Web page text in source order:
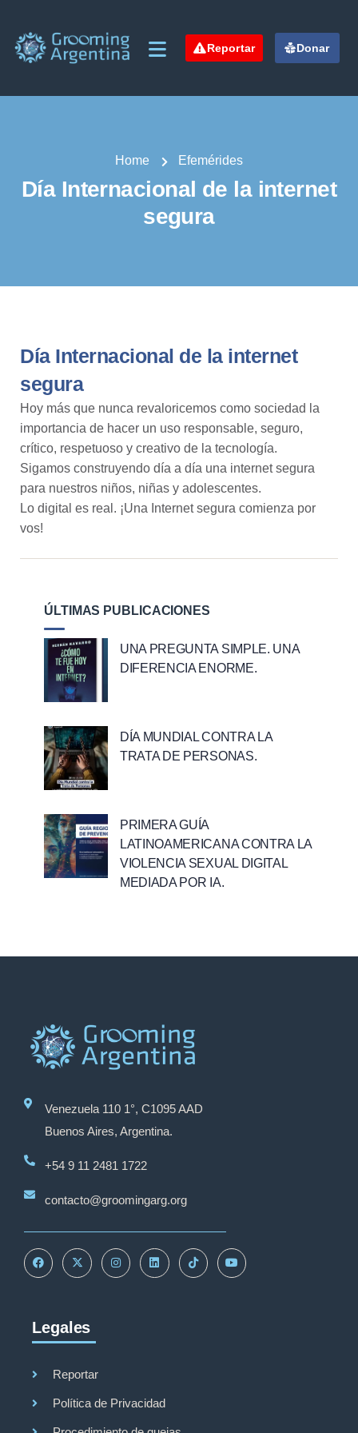
Reportar Donar
Home Efemérides
Día Internacional de la internet
segura
Día Internacional de la internet
segura
Hoy más que nunca revaloricemos como sociedad la
importancia de hacer un uso responsable, seguro,
crítico, respetuoso y creativo de la tecnología.
Sigamos construyendo día a día una internet segura
para nuestros niños, niñas y adolescentes.
Lo digital es real. ¡Una Internet segura comienza por
vos!
ÚLTIMAS PUBLICACIONES
UNA PREGUNTA SIMPLE. UNA
DIFERENCIA ENORME.
DÍA MUNDIAL CONTRA LA
TRATA DE PERSONAS.
PRIMERA GUÍA
LATINOAMERICANA CONTRA LA
VIOLENCIA SEXUAL DIGITAL
MEDIADA POR IA.
Venezuela 110 1°, C1095 AAD
Buenos Aires, Argentina.
+54 9 11 2481 1722
contacto@groomingarg.org
Legales
Reportar
Política de Privacidad